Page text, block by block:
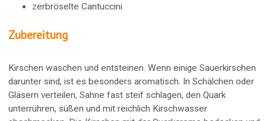
zerbröselte Cantuccini
Zubereitung
Kirschen waschen und entsteinen. Wenn einige Sauerkirschen
darunter sind, ist es besonders aromatisch. In Schälchen oder
Gläsern verteilen, Sahne fast steif schlagen, den Quark
unterrühren, süßen und mit reichlich Kirschwasser